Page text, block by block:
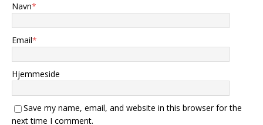
Navn*
Email*
Hjemmeside
Save my name, email, and website in this browser for the
next time I comment.